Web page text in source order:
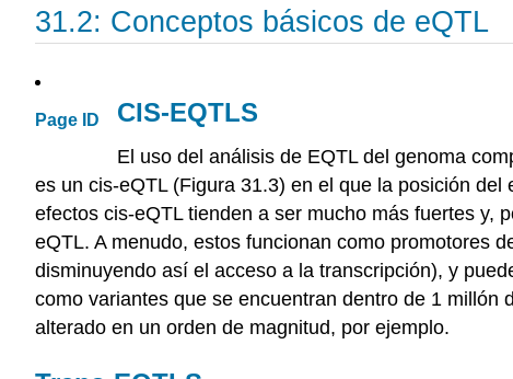
31.2: Conceptos básicos de eQTL
Page ID CIS-EQTLS
El uso del análisis de EQTL del genoma
es un cis-eQTL (Figura 31.3) en el que la posición
efectos cis-eQTL tienden a ser mucho más fuertes y,
eQTL. A menudo, estos funcionan como promotores
disminuyendo así el acceso a la transcripción), y
como variantes que se encuentran dentro de 1
alterado en un orden de magnitud, por ejemplo.